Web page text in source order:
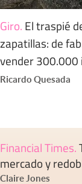
Giro. El traspié
zapatillas: de
vender
Ricardo Quesada
Financial Times.
mercado y
Claire Jones